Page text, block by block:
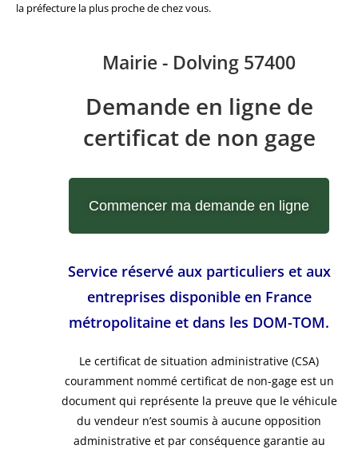
la préfecture la plus proche de chez vous.
Mairie - Dolving 57400
Demande en ligne de
certificat de non gage
Commencer ma demande en ligne
Service réservé aux particuliers et aux
entreprises disponible en France
métropolitaine et dans les DOM-TOM.
Le certificat de situation administrative (CSA)
couramment nommé certificat de non-gage est un
document qui représente la preuve que le véhicule
du vendeur n’est soumis à aucune opposition
administrative et par conséquence garantie au